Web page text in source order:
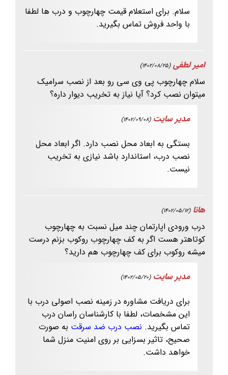
سلام. برای استعلام قیمت چهارچوب و درب ها لطفا
با واحد فروش تماس بگیرید.
امیر لطفی (1402/08/25)
سلام چهارچوب پی وی سی رو بعد از نصب سرامیک
میتوان نصب کرد؟ آیا نیاز به تخریب دیوار داره؟
مدیر سایت (1402/09/08)
بستگی به ابعاد محل نصب دارد. اگر ابعاد محل
نصب درب، استاندارد باشد نیازی به تخریب
نیست.
هانا (1402/05/12)
درب ورودی اپارتمان چند میل نسبت به چهارچوب
کوتاهتر هست اگر به کف چهارچوب روکوب بزنم درست
میشه روکوب برای کف چهارچوب هم دارید؟
مدیر سایت (1402/05/20)
برای دریافت مشاوره در زمینه نصب اصولی درب با
این مشخصات، لطفا با کارشناسان راسان درب
تماس بگیرید. نصب درب ضد سرقت به صورت
صحیح، تاثیر بسزایی بر روی امنیت منزل شما
خواهد داشت.